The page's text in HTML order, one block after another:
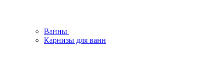
Ванны
Карнизы для ванн